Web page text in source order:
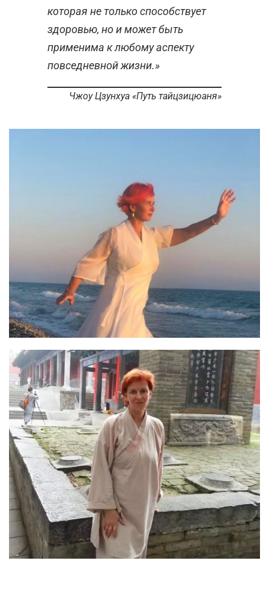
которая не только способствует
здоровью, но и может быть
применима к любому аспекту
повседневной жизни.»
Чжоу Цзунхуа «Путь тайцзицюаня»